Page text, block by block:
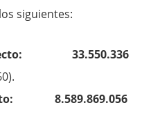
siguientes:
33.550.336
8.589.869.056